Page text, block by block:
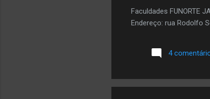
Faculdades
Endereço: rua Rodolfo
4